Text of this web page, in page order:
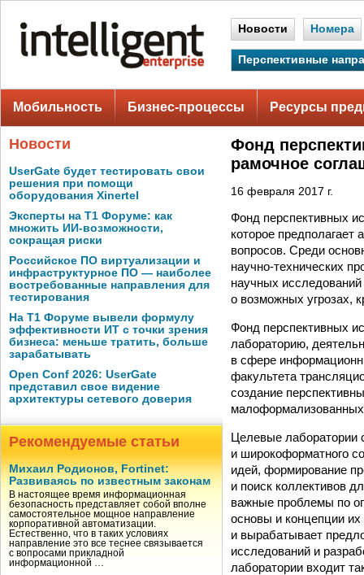
Новости Номера
Перспективные
Мобильность Бизнес-процессы Ресурсы
Новости
UserGate будет тестировать свои
решения при помощи
оборудования Xinertel
Эксперты на Т1 Форуме: как
множить ИИ-возможности,
сокращая риски
Российское ПО виртуализации и
инфраструктурное ПО — наиболее
востребованные направления для
тестирования
На Т1 Форуме вывели формулу
эффективности ИТ с точки зрения
бизнеса: меньше тратить, больше
зарабатывать
Open Conf 2026: UserGate
представил свое видение
архитектуры сетевого доверия
Рекомендуемые статьи
Михаил Родионов, Fortinet:
Развиваясь по известным законам
В настоящее время информационная
безопасность представляет собой вполне
самостоятельное мощное направление
корпоративной автоматизации.
Естественно, что в таких условиях
направление это все теснее связывается
с вопросами прикладной
информационной …
Фонд
рамочное
16 февраля 2017 г.
Фонд перспективных
которое
вопросов. Среди
научно-технических
научных
о возможных угрозах,
Фонд перспективных
лабораторию,
в сфере
факультета
создание
малоформализованных
Целевые лаборатории
и широкоформатного
идей, формирование
и поиск коллективов
важные проблемы по
основы и концепции
и вырабатывает
исследований и
лаборатории входит